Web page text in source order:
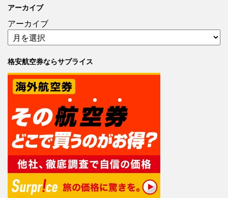
アーカイブ
アーカイブ
格安航空券ならサプライス